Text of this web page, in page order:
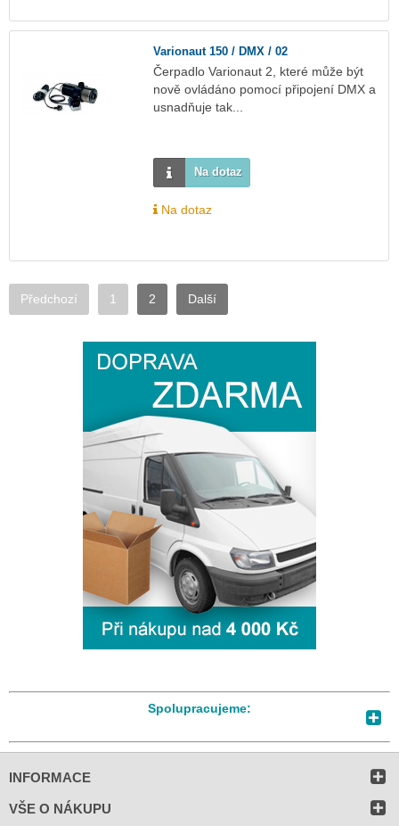
Varionaut 150 / DMX / 02
Čerpadlo Varionaut 2, které může být
nově ovládáno pomocí připojení DMX a
usnadňuje tak...
Na dotaz
Na dotaz
Předchozí 1 2 Další
Spolupracujeme:
INFORMACE
VŠE O NÁKUPU